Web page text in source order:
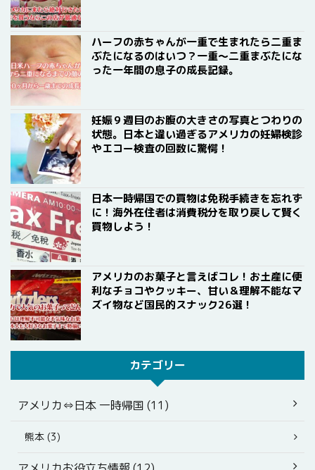
ハーフの赤ちゃんが一重で生まれたら二重ま
ぶたになるのはいつ？一重〜二重まぶたにな
った一年間の息子の成長記録。
妊娠９週目のお腹の大きさの写真とつわりの
状態。日本と違い過ぎるアメリカの妊婦検診
やエコー検査の回数に驚愕！
日本一時帰国での買物は免税手続きを忘れず
に！海外在住者は消費税分を取り戻して賢く
買物しよう！
アメリカのお菓子と言えばコレ！お土産に便
利なチョコやクッキー、甘い＆理解不能なマ
ズイ物など国民的スナック26選！
カテゴリー
アメリカ⇔日本 一時帰国 (11)
熊本 (3)